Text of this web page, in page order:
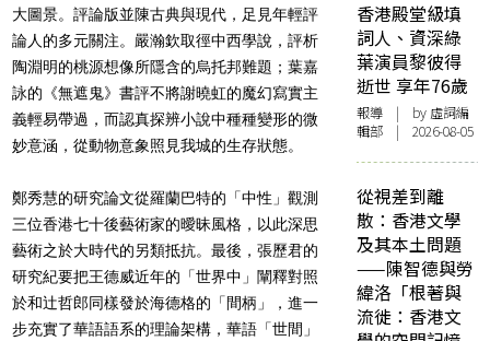
大圖景。評論版並陳古典與現代，足見年輕評
論人的多元關注。嚴瀚欽取徑中西學說，評析
陶淵明的桃源想像所隱含的烏托邦難題；葉嘉
詠的《無遮鬼》書評不將謝曉虹的魔幻寫實主
義輕易帶過，而認真探辨小說中種種變形的微
妙意涵，從動物意象照見我城的生存狀態。
鄭秀慧的研究論文從羅蘭巴特的「中性」觀測
三位香港七十後藝術家的曖昧風格，以此深思
藝術之於大時代的另類抵抗。最後，張歷君的
研究紀要把王德威近年的「世界中」闡釋對照
於和辻哲郎同樣發於海德格的「間柄」，進一
步充實了華語語系的理論架構，華語「世間」
香港殿堂級填
詞人、資深綠
葉演員黎彼得
逝世 享年76歲
報導 | by 虛詞編
輯部 | 2026-08-05
從視差到離
散：香港文學
及其本土問題
——陳智德與勞
緯洛「根著與
流徙：香港文